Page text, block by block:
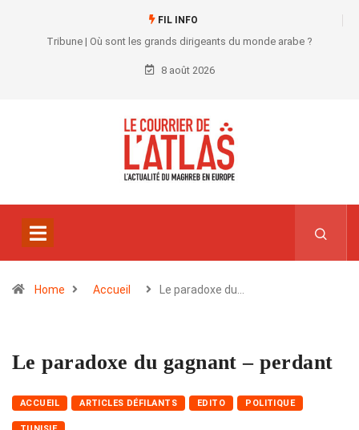
FIL INFO
Tribune | Où sont les grands dirigeants du monde arabe ?
8 août 2026
Home Accueil Le paradoxe du…
Le paradoxe du gagnant – perdant
ACCUEIL ARTICLES DÉFILANTS EDITO POLITIQUE